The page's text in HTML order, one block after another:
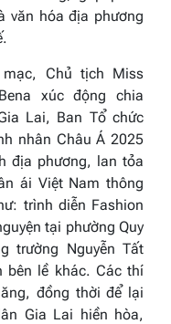
văn hóa địa phương
Chủ tịch Miss
xúc động chia
Lai, Ban Tổ chức
nhân Châu Á 2025
địa phương, lan tỏa
ái Việt Nam thông
trình diễn Fashion
tại phường Quy
trường Nguyễn Tất
bên lề khác. Các thí
đồng thời để lại
Gia Lai hiền hòa,